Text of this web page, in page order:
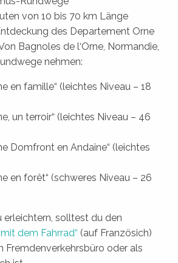
von 10 bis 70 km Länge
des Departement Orne
Bagnoles de l‘Orne, Normandie,
nehmen:
en famille“ (leichtes Niveau – 18
un terroir“ (leichtes Niveau – 46
Domfront en Andaine“ (leichtes
en forêt“ (schweres Niveau – 26
erleichtern, solltest du den
dem Fahrrad“ (auf Französich)
Fremdenverkehrsbüro oder als